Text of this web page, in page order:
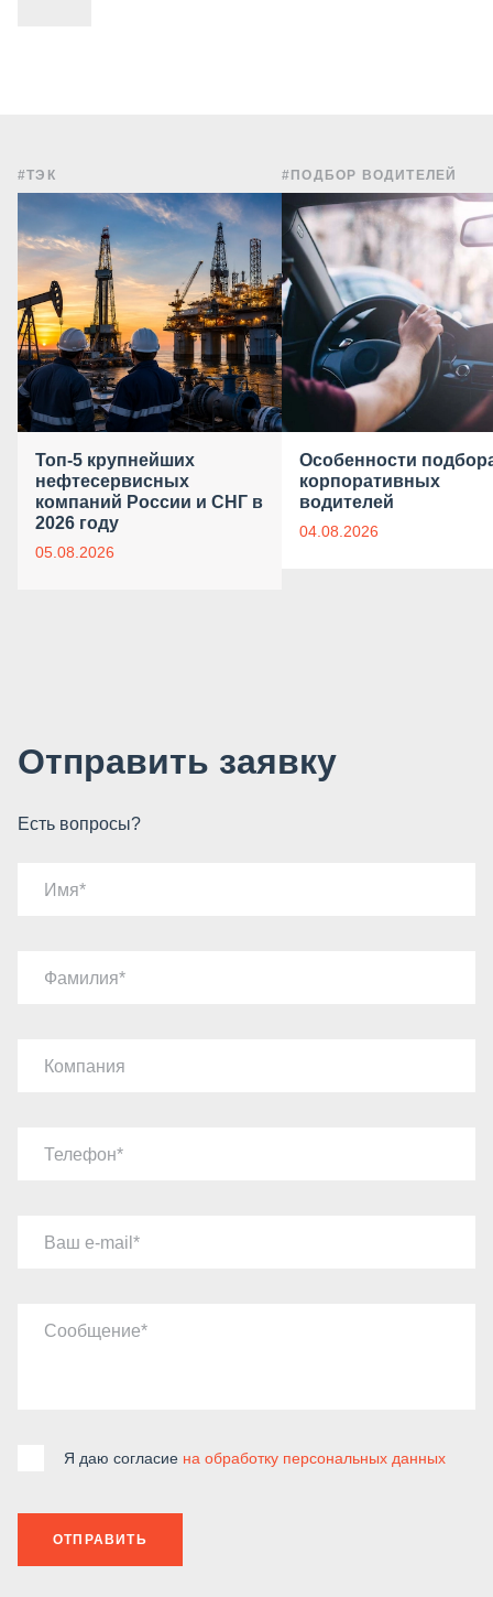
#ТЭК
Топ-5 крупнейших
нефтесервисных
компаний России и СНГ в
2026 году
05.08.2026
#ПОДБОР ВОДИТЕЛЕЙ
Особенности
корпоративных
водителей
04.08.2026
Отправить заявку
Есть вопросы?
Имя
Фамилия
Компания
Телефон
Ваш e-mail
Сообщение
Я даю согласие на обработку персональных данных
ОТПРАВИТЬ